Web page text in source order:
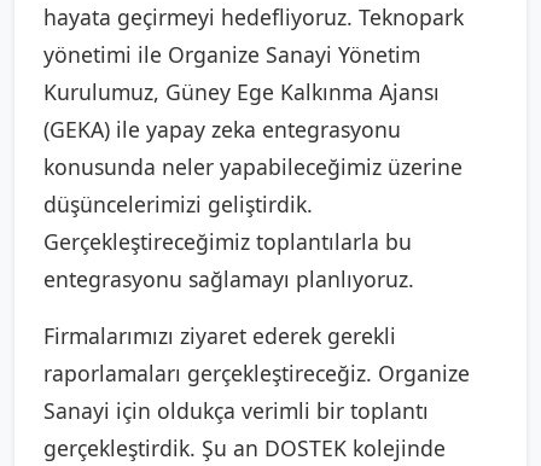
hayata geçirmeyi hedefliyoruz. Teknopark
yönetimi ile Organize Sanayi Yönetim
Kurulumuz, Güney Ege Kalkınma Ajansı
(GEKA) ile yapay zeka entegrasyonu
konusunda neler yapabileceğimiz üzerine
düşüncelerimizi geliştirdik.
Gerçekleştireceğimiz toplantılarla bu
entegrasyonu sağlamayı planlıyoruz.
Firmalarımızı ziyaret ederek gerekli
raporlamaları gerçekleştireceğiz. Organize
Sanayi için oldukça verimli bir toplantı
gerçekleştirdik. Şu an DOSTEK kolejinde